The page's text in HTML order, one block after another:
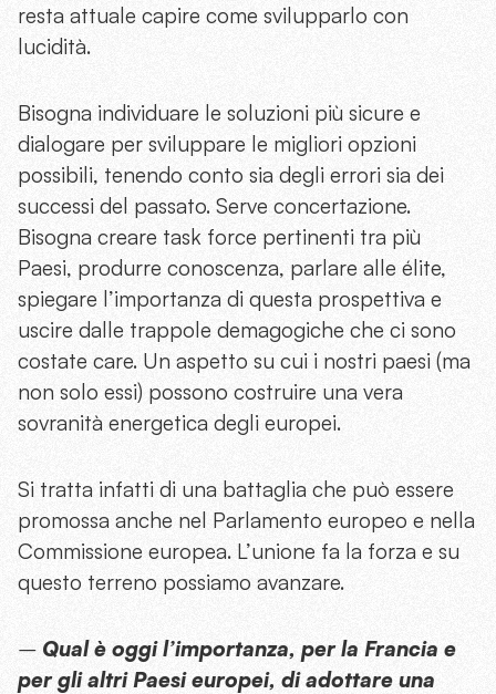
resta attuale capire come svilupparlo con
lucidità.
Bisogna individuare le soluzioni più sicure e
dialogare per sviluppare le migliori opzioni
possibili, tenendo conto sia degli errori sia dei
successi del passato. Serve concertazione.
Bisogna creare task force pertinenti tra più
Paesi, produrre conoscenza, parlare alle élite,
spiegare l’importanza di questa prospettiva e
uscire dalle trappole demagogiche che ci sono
costate care. Un aspetto su cui i nostri paesi (ma
non solo essi) possono costruire una vera
sovranità energetica degli europei.
Si tratta infatti di una battaglia che può essere
promossa anche nel Parlamento europeo e nella
Commissione europea. L’unione fa la forza e su
questo terreno possiamo avanzare.
– Qual è oggi l’importanza, per la Francia e
per gli altri Paesi europei, di adottare una